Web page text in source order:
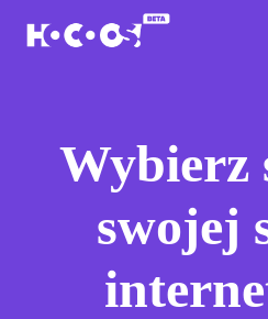
Wybierz
swojej